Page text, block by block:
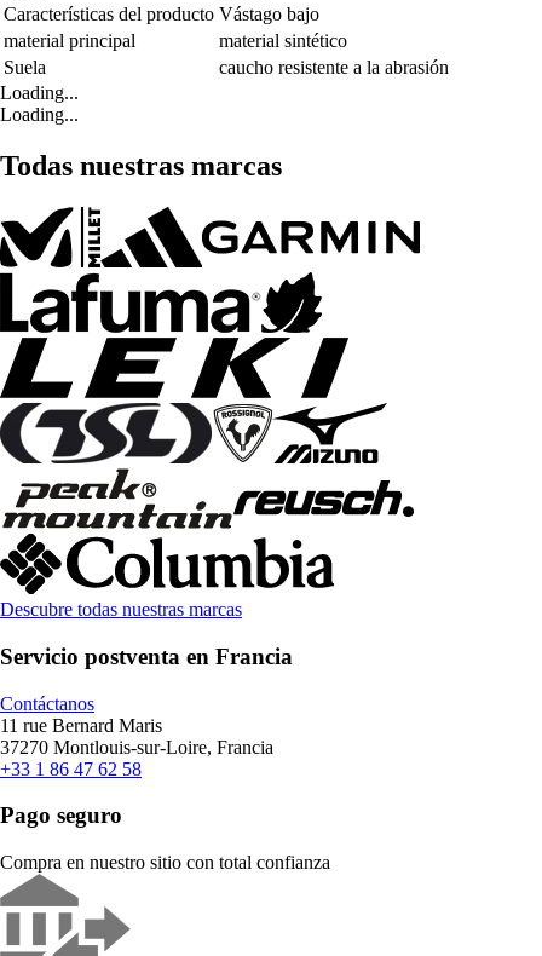
Características del producto Vástago bajo
material principal
material sintético
Suela
caucho resistente a la abrasión
Loading...
Loading...
Todas nuestras marcas
Descubre todas nuestras marcas
Servicio postventa en Francia
Contáctanos
11 rue Bernard Maris
37270 Montlouis-sur-Loire, Francia
+33 1 86 47 62 58
Pago seguro
Compra en nuestro sitio con total confianza